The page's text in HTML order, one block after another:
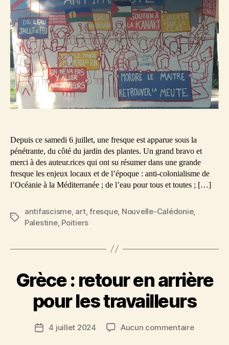
Depuis ce samedi 6 juillet, une fresque est apparue sous la
pénétrante, du côté du jardin des plantes. Un grand bravo et
merci à des auteur.rices qui ont su résumer dans une grande
fresque les enjeux locaux et de l’époque : anti-colonialisme de
l’Océanie à la Méditerranée ; de l’eau pour tous et toutes ; […]
Étiquettes
antifascisme, art,fresque, Nouvelle-Calédonie,
Palestine, Poitiers
Grèce : retour en arrière
pour les travailleurs
Date4 juillet 2024 Aucun commentairesur